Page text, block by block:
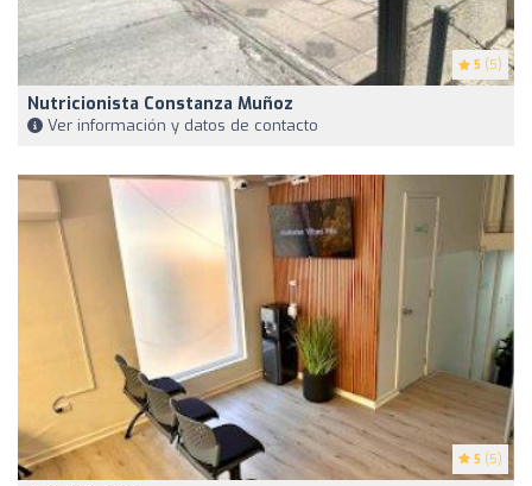
5 (5)
Nutricionista Constanza Muñoz
Ver información y datos de contacto
5 (5)